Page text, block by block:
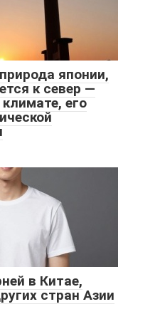
японии,
к север —
его
в Китае,
стран Азии